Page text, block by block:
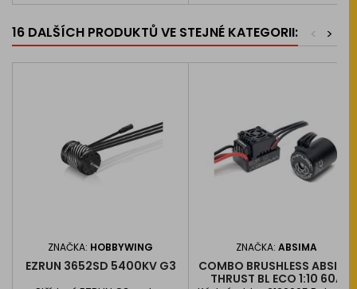
16 DALŠÍCH PRODUKTŮ VE STEJNÉ KATEGORII: >
<
ZNAČKA: HOBBYWING
EZRUN 3652SD 5400KV G3
ZNAČKA: ABSIMA
COMBO BRUSHLESS ABSIMA
THRUST BL ECO 1:10 60A